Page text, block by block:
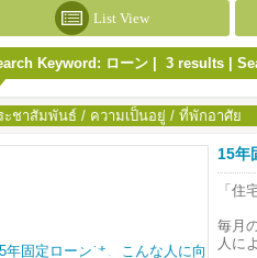
List View
Keyword: ローン | 3 results |
ะชาสัมพันธ์ / ความเป็นอยู่ / ที่พักอาศัย
15年
「住
毎月
人に